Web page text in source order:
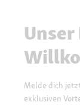
Unser
Melde dich
exklusiven